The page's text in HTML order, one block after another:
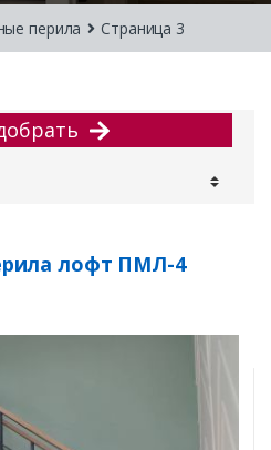
перила Страница 3
лофт ПМЛ-4